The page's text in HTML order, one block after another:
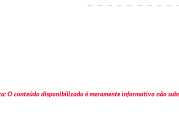
O conteúdo disponibilizado é meramente informativo não